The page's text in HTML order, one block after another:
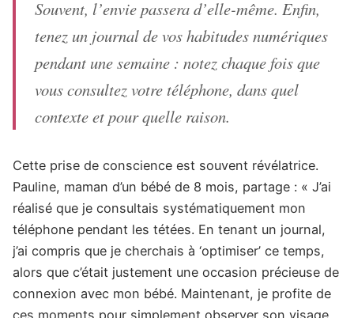
Souvent, l’envie passera d’elle-même. Enfin,
tenez un journal de vos habitudes numériques
pendant une semaine : notez chaque fois que
vous consultez votre téléphone, dans quel
contexte et pour quelle raison.
Cette prise de conscience est souvent révélatrice.
Pauline, maman d’un bébé de 8 mois, partage : « J’ai
réalisé que je consultais systématiquement mon
téléphone pendant les tétées. En tenant un journal,
j’ai compris que je cherchais à ‘optimiser’ ce temps,
alors que c’était justement une occasion précieuse de
connexion avec mon bébé. Maintenant, je profite de
ces moments pour simplement observer son visage,